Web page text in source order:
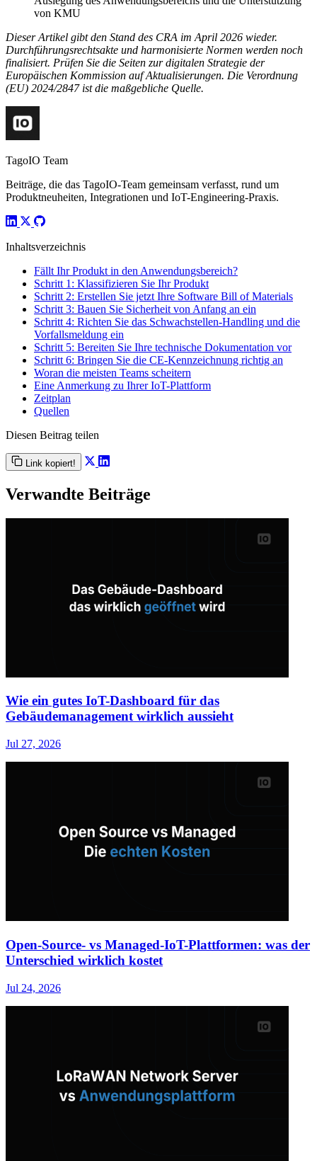
von KMU
Dieser Artikel gibt den Stand des CRA im April 2026 wieder.
Durchführungsrechtsakte und harmonisierte Normen werden noch
finalisiert. Prüfen Sie die Seiten zur digitalen Strategie der
Europäischen Kommission auf Aktualisierungen. Die Verordnung
(EU) 2024/2847 ist die maßgebliche Quelle.
TagoIO Team
Beiträge, die das TagoIO-Team gemeinsam verfasst, rund um
Produktneuheiten, Integrationen und IoT-Engineering-Praxis.
Inhaltsverzeichnis
Fällt Ihr Produkt in den Anwendungsbereich?
Schritt 1: Klassifizieren Sie Ihr Produkt
Schritt 2: Erstellen Sie jetzt Ihre Software Bill of Materials
Schritt 3: Bauen Sie Sicherheit von Anfang an ein
Schritt 4: Richten Sie das Schwachstellen-Handling und die
Vorfallsmeldung ein
Schritt 5: Bereiten Sie Ihre technische Dokumentation vor
Schritt 6: Bringen Sie die CE-Kennzeichnung richtig an
Woran die meisten Teams scheitern
Eine Anmerkung zu Ihrer IoT-Plattform
Zeitplan
Quellen
Diesen Beitrag teilen
Link kopiert!
Verwandte Beiträge
Wie ein gutes IoT-Dashboard für das
Gebäudemanagement wirklich aussieht
Jul 27, 2026
Open-Source- vs Managed-IoT-Plattformen: was der
Unterschied wirklich kostet
Jul 24, 2026